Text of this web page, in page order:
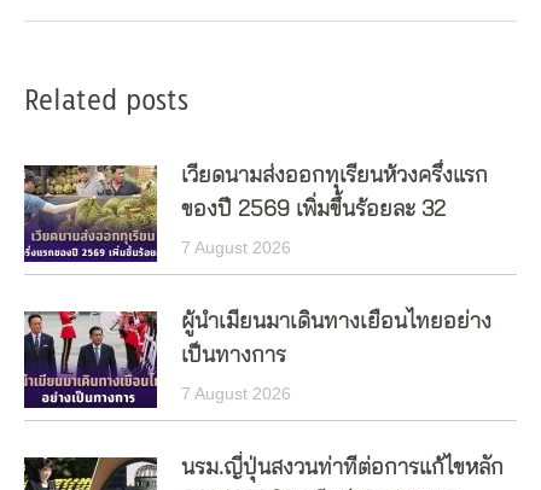
Related posts
เวียดนามส่งออกทุเรียนห้วงครึ่งแรก
ของปี 2569 เพิ่มขึ้นร้อยละ 32
7 August 2026
ผู้นำเมียนมาเดินทางเยือนไทยอย่าง
เป็นทางการ
7 August 2026
นรม.ญี่ปุ่นสงวนท่าทีต่อการแก้ไขหลัก